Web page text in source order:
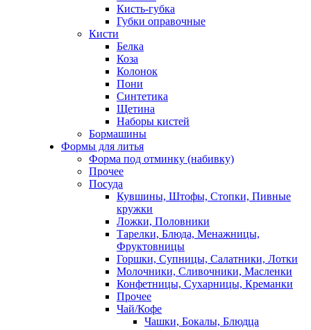
Кисть-губка
Губки оправочные
Кисти
Белка
Коза
Колонок
Пони
Синтетика
Щетина
Наборы кистей
Бормашины
Формы для литья
Форма под отминку (набивку)
Прочее
Посуда
Кувшины, Штофы, Стопки, Пивные
кружки
Ложки, Половники
Тарелки, Блюда, Менажницы,
Фруктовницы
Горшки, Супницы, Салатники, Лотки
Молочники, Сливочники, Масленки
Конфетницы, Сухарницы, Креманки
Прочее
Чай/Кофе
Чашки, Бокалы, Блюдца